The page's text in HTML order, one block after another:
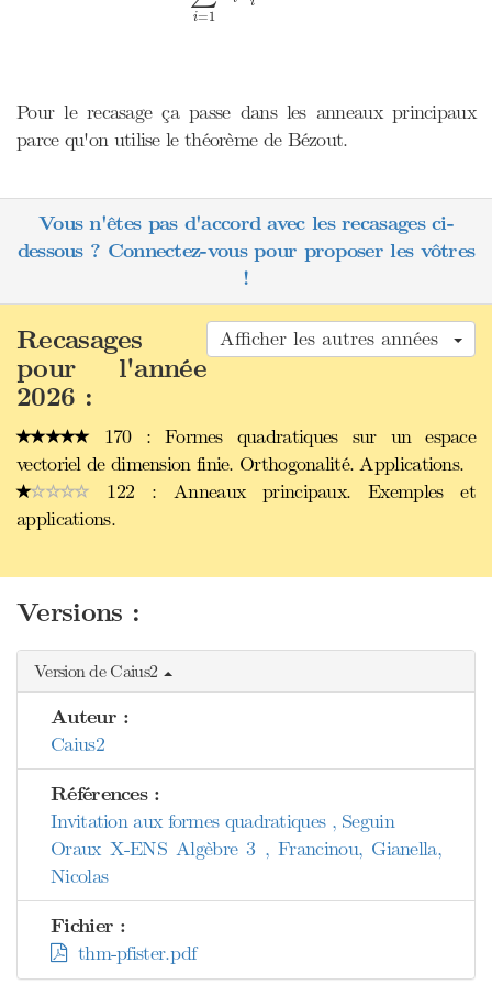
i=1
Pour le recasage ça passe dans les anneaux principaux
parce qu'on utilise le théorème de Bézout.
Vous n'êtes pas d'accord avec les recasages ci-
dessous ? Connectez-vous pour proposer les vôtres
!
Afficher les autres années
Recasages
pour l'année
2026 :
170 : Formes quadratiques sur un espace
vectoriel de dimension finie. Orthogonalité. Applications.
122 : Anneaux principaux. Exemples et
applications.
Versions :
Version de Caius2
Auteur :
Caius2
Références :
Invitation aux formes quadratiques , Seguin
Oraux X-ENS Algèbre 3 , Francinou, Gianella,
Nicolas
Fichier :
thm-pfister.pdf